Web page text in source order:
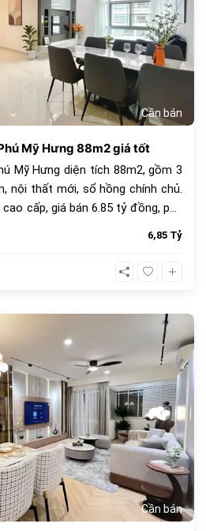
Cần bán
Mỹ Hưng 88m2 giá tốt
Mỹ Hưng diện tích 88m2, gồm 3
nội thất mới, sổ hồng chính chủ.
cấp, giá bán 6.85 tỷ đồng, phù
6,85 Tỷ
Cần bán